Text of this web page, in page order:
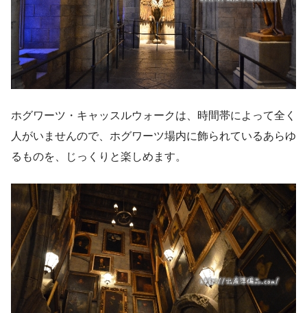
ホグワーツ・キャッスルウォークは、時間帯によって全く
人がいませんので、ホグワーツ場内に飾られているあらゆ
るものを、じっくりと楽しめます。